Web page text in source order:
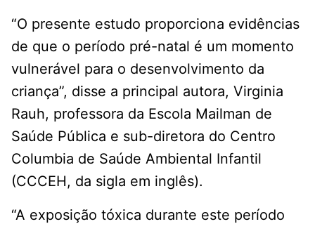
“O presente estudo proporciona evidências
de que o período pré-natal é um momento
vulnerável para o desenvolvimento da
criança”, disse a principal autora, Virginia
Rauh, professora da Escola Mailman de
Saúde Pública e sub-diretora do Centro
Columbia de Saúde Ambiental Infantil
(CCCEH, da sigla em inglês).
“A exposição tóxica durante este período